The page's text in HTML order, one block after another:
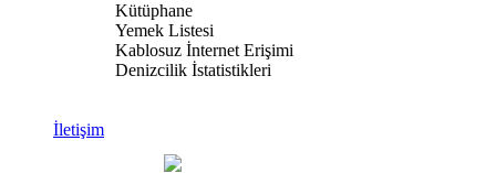
Kütüphane
Yemek Listesi
Kablosuz İnternet Erişimi
Denizcilik İstatistikleri
İletişim